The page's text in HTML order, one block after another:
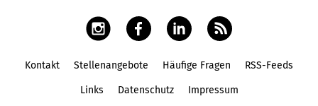
Kontakt Stellenangebote Häufige Fragen RSS-Feeds
Links Datenschutz Impressum